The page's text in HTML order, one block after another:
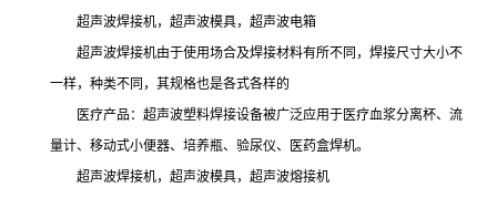
超声波焊接机，超声波模具，超声波电箱
超声波焊接机由于使用场合及焊接材料有所不同，焊接尺寸大小不
一样，种类不同，其规格也是各式各样的
医疗产品：超声波塑料焊接设备被广泛应用于医疗血浆分离杯、流
量计、移动式小便器、培养瓶、验尿仪、医药盒焊机。
超声波焊接机，超声波模具，超声波熔接机